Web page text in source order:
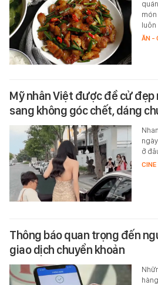
luôn
ĂN -
Mỹ nhân Việt được đề cử
sang không góc chết, dáng
ở
CINE
Thông báo quan trọng đến
giao dịch chuyển khoản